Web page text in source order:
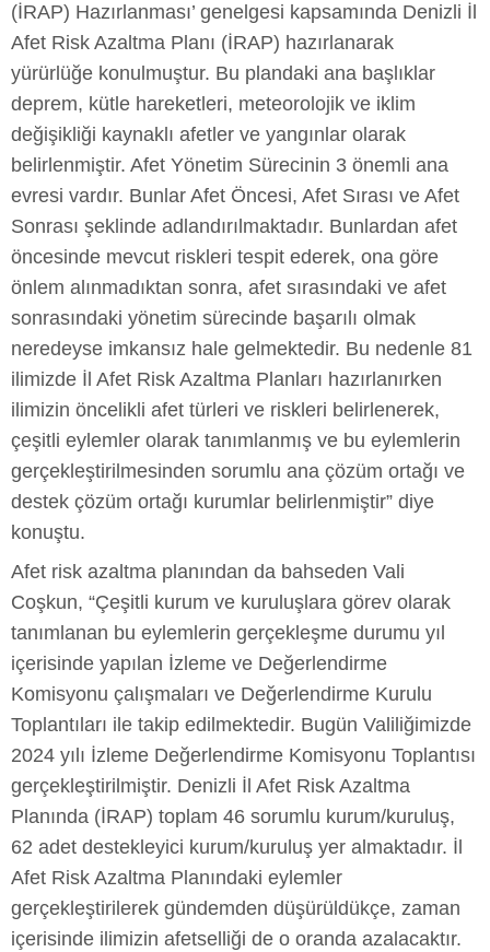
(İRAP) Hazırlanması’ genelgesi kapsamında Denizli İl
Afet Risk Azaltma Planı (İRAP) hazırlanarak
yürürlüğe konulmuştur. Bu plandaki ana başlıklar
deprem, kütle hareketleri, meteorolojik ve iklim
değişikliği kaynaklı afetler ve yangınlar olarak
belirlenmiştir. Afet Yönetim Sürecinin 3 önemli ana
evresi vardır. Bunlar Afet Öncesi, Afet Sırası ve Afet
Sonrası şeklinde adlandırılmaktadır. Bunlardan afet
öncesinde mevcut riskleri tespit ederek, ona göre
önlem alınmadıktan sonra, afet sırasındaki ve afet
sonrasındaki yönetim sürecinde başarılı olmak
neredeyse imkansız hale gelmektedir. Bu nedenle 81
ilimizde İl Afet Risk Azaltma Planları hazırlanırken
ilimizin öncelikli afet türleri ve riskleri belirlenerek,
çeşitli eylemler olarak tanımlanmış ve bu eylemlerin
gerçekleştirilmesinden sorumlu ana çözüm ortağı ve
destek çözüm ortağı kurumlar belirlenmiştir” diye
konuştu.
Afet risk azaltma planından da bahseden Vali
Coşkun, “Çeşitli kurum ve kuruluşlara görev olarak
tanımlanan bu eylemlerin gerçekleşme durumu yıl
içerisinde yapılan İzleme ve Değerlendirme
Komisyonu çalışmaları ve Değerlendirme Kurulu
Toplantıları ile takip edilmektedir. Bugün Valiliğimizde
2024 yılı İzleme Değerlendirme Komisyonu Toplantısı
gerçekleştirilmiştir. Denizli İl Afet Risk Azaltma
Planında (İRAP) toplam 46 sorumlu kurum/kuruluş,
62 adet destekleyici kurum/kuruluş yer almaktadır. İl
Afet Risk Azaltma Planındaki eylemler
gerçekleştirilerek gündemden düşürüldükçe, zaman
içerisinde ilimizin afetselliği de o oranda azalacaktır.